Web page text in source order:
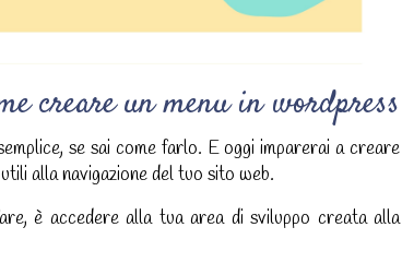
creare un menu in wordpress
se sai come farlo. E oggi imparerai a creare
alla navigazione del tuo sito web.
è accedere alla tua area di sviluppo creata alla